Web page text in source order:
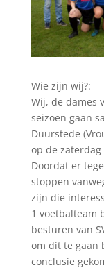
Wie zijn wij?:
Wij, de dames
seizoen gaan
Duurstede
op de zaterdag
Doordat er
stoppen
zijn die
1 voetbalteam
besturen van
om dit te gaan
conclusie